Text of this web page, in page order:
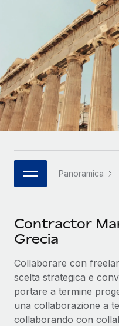
Affidati agli esperti
compliance globale
CASE STUDIES
Español
Italiano
Português (Portugal)
日本語
한국어
中文（简体）
Panoramica
Contractor
Grecia
Collaborare con
scelta strategica e
portare a termine
una collaborazione a
collaborando con